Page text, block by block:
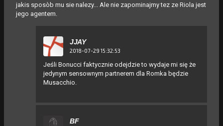
jakis sposòb mu sie nalezy... Ale nie zapominajmy tez ze Riola jest
jego agentem.
JJAY
2018-07-29 15:32:53
Jeśli Bonucci faktycznie odejdzie to wydaje mi się że
jedynym sensownym partnerem dla Romka będzie
Musacchio.
BF